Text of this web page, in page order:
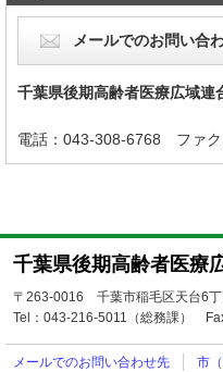
メールでのお問い合
千葉県後期高齢者医療広域
電話：043-308-6768 ファ
千葉県後期高齢者医療
〒263-0016 千葉市稲毛区天台6丁
Tel：043-216-5011（総務課）
メールでのお問い合わせ先 市